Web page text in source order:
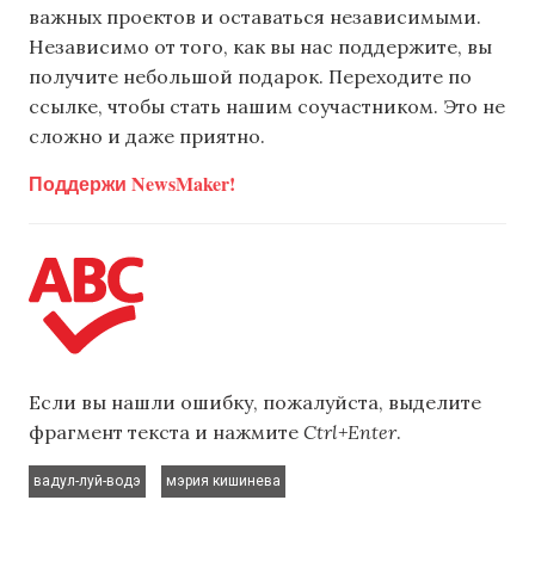
важных проектов и оставаться независимыми.
Независимо от того, как вы нас поддержите, вы
получите небольшой подарок. Переходите по
ссылке, чтобы стать нашим соучастником. Это не
сложно и даже приятно.
Поддержи NewsMaker!
Если вы нашли ошибку, пожалуйста, выделите
фрагмент текста и нажмите Ctrl+Enter.
вадул-луй-водэ
мэрия кишинева